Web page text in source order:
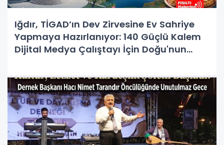
Iğdır, TİGAD’ın Dev Zirvesine Ev Sahriye
Yapmaya Hazırlanıyor: 140 Güçlü Kalem
Dijital Medya Çalıştayı İçin Doğu'nun